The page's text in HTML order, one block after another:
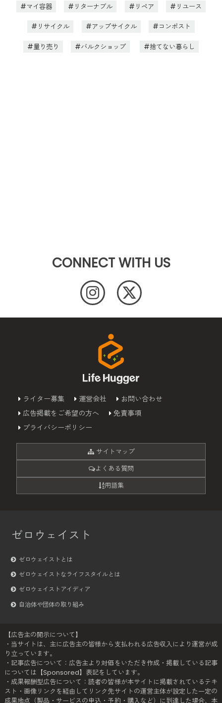
マイ容器 リターナブル リペア リユース
リサイクル アップサイクル コンポスト
量り売り バルクショップ 捨てない暮らし
CONNECT WITH US
ライター募集 運営会社
お問い合わせ
広告掲載をご希望の方へ
免責事項
プライバシーポリシー
サイトマップ
よくある質問
用語集
ゼロウェイスト
ゼロウェイストとは
ゼロウェイストなライフスタイルとは
ゼロウェイストアイディア
自治体や団体の取り組み
【広告主の開示について】
・当サイトは、主に広告主の皆様から支払われる広告収入により運営が成
り立っています。
・記事広告について：広告主より対価をいただき作成・掲載している記事
については【Sponsored】表記をしています。
・成果報酬型広告について：読者の皆様が本サイトに掲載されているテキ
スト・画像リンクを経由してリンク先サイトの運営主体が設定した一定の
成果地点（製品・サービスの申込・予約・購入など）に到達した場合、本